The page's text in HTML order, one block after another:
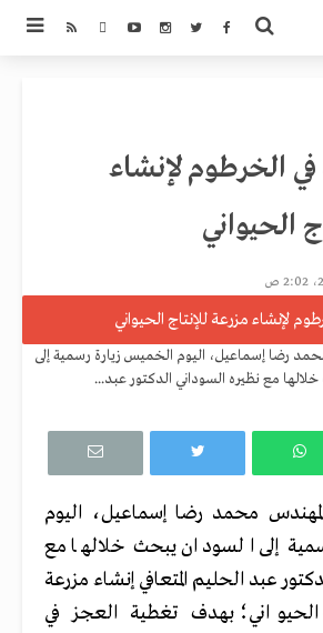
في الخرطوم لإنشاء
الحيواني
محمد رضا إسماعيل، اليوم الخميس زيارة رسمية إلى
مع نظيره السوداني الدكتور عبد...
المهندس محمد رضا إسماعيل، اليوم
إلى السودان يبحث خلالها مع
عبد الحليم المتعافي إنشاء مزرعة
الحيواني؛ بهدف تغطية العجز في